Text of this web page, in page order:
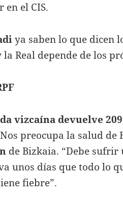
en el CIS.
ya saben lo que dicen
la Real depende de los
vizcaína devuelve
preocupa la salud de
de Bizkaia. “Debe
unos días que todo lo
fiebre”.